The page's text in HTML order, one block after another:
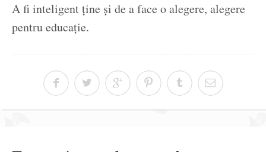
A fi inteligent ține și de a face o alegere, alegere
pentru educație.